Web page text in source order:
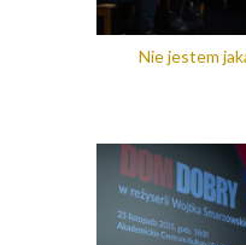
Nie jestem